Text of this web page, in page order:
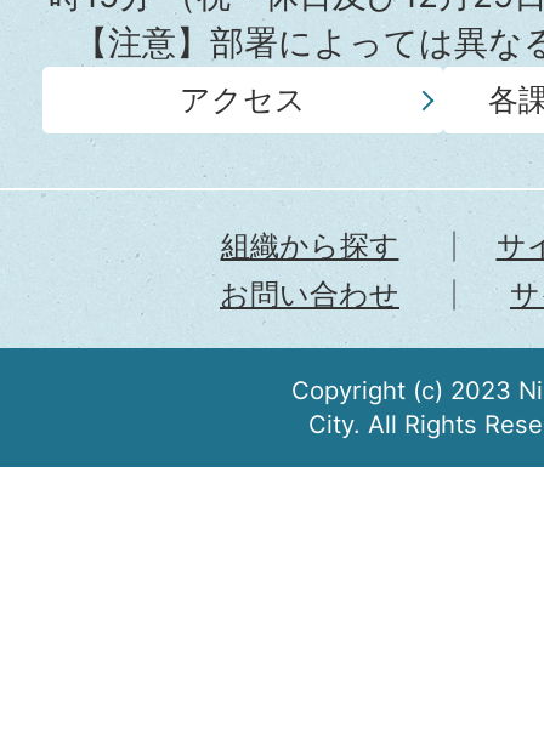
【注意】部署によっては異
アクセス 各
組織から探す
サ
お問い合わせ
Copyright (c) 2023
City. All Rights